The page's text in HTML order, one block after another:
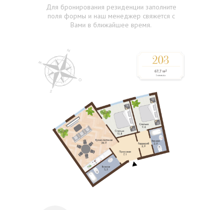
Для бронирования резиденции заполните
поля формы и наш менеджер свяжется с
Вами в ближайшее время.